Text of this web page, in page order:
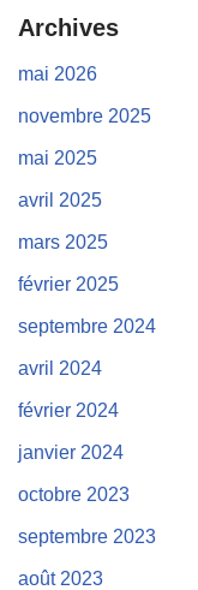
Archives
mai 2026
novembre 2025
mai 2025
avril 2025
mars 2025
février 2025
septembre 2024
avril 2024
février 2024
janvier 2024
octobre 2023
septembre 2023
août 2023